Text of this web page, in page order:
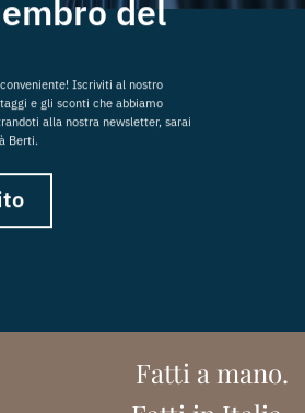
del
Iscriviti al nostro
e gli sconti che abbiamo
alla nostra newsletter, sarai
Berti.
Fatti a mano.